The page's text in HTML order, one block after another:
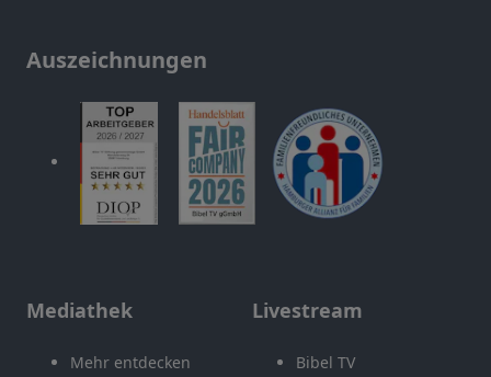
Auszeichnungen
Mediathek
Mehr entdecken
Livestream
Bibel TV